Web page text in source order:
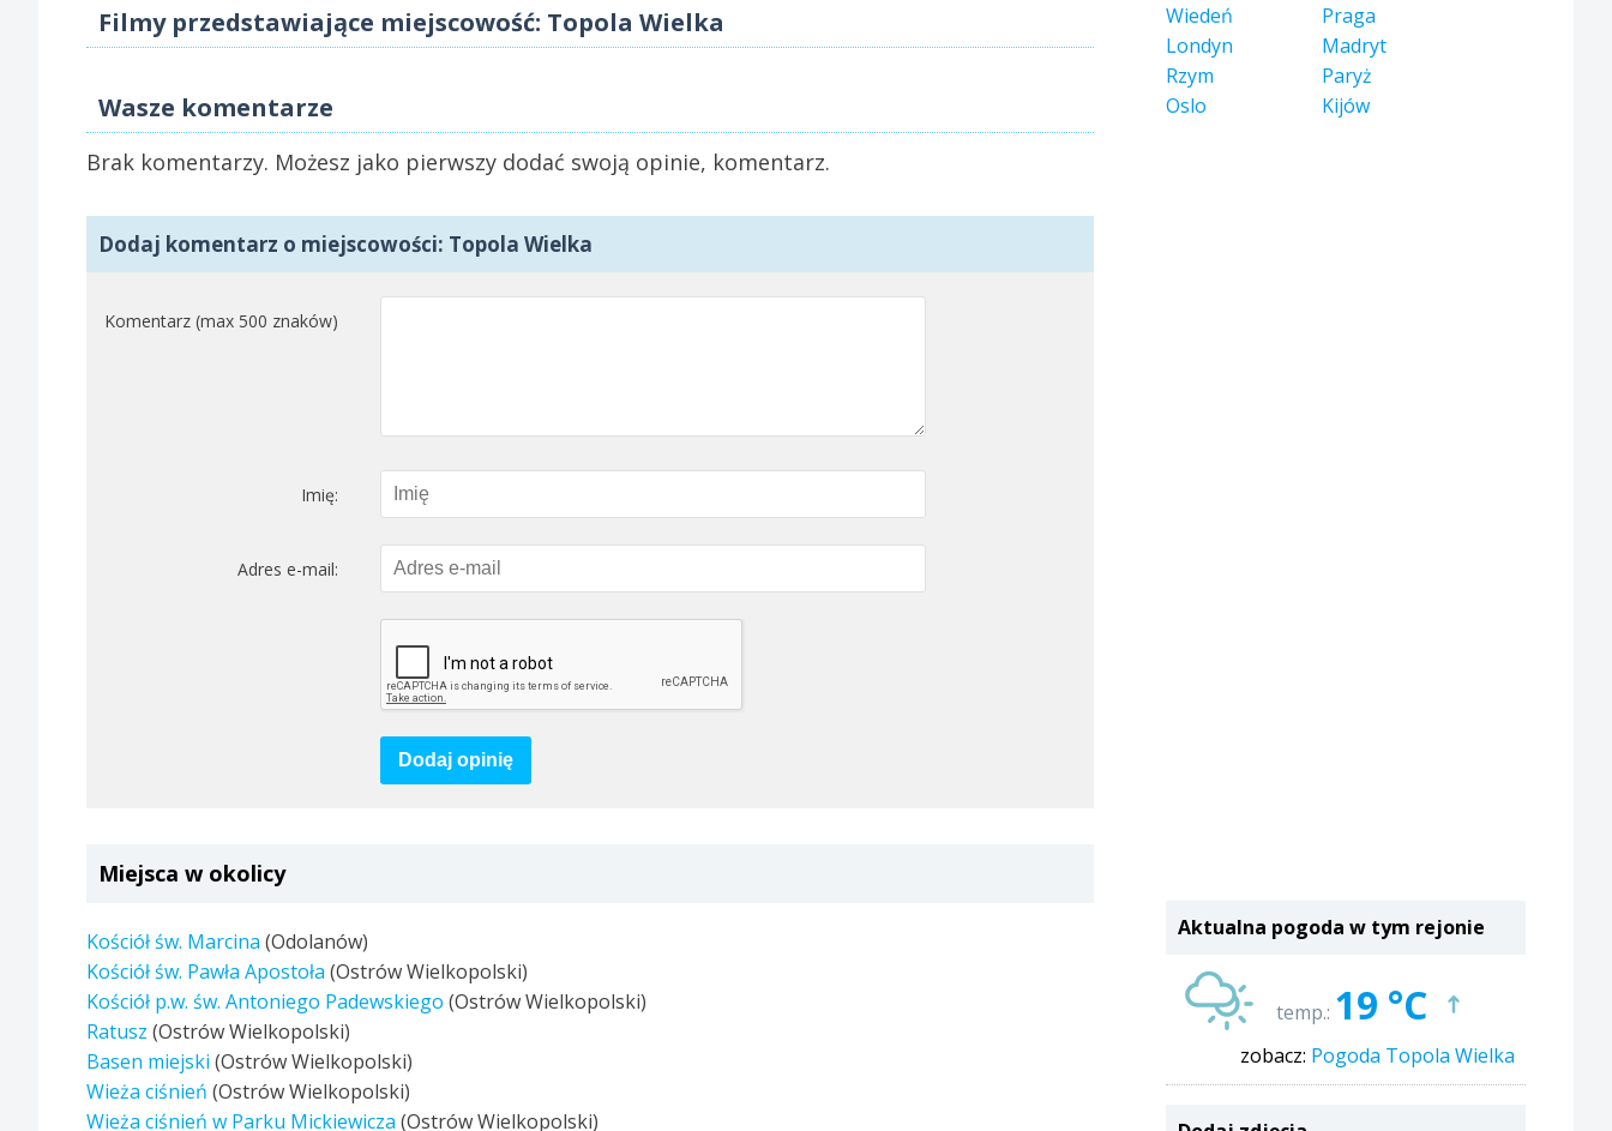
Filmy przedstawiające miejscowość: Topola Wielka
Wasze komentarze
Brak komentarzy. Możesz jako pierwszy dodać swoją opinie, komentarz.
Dodaj komentarz o miejscowości: Topola Wielka
Komentarz (max 500 znaków)
Imię:
Adres e-mail:
Dodaj opinię
Miejsca w okolicy
Kościół św. Marcina (Odolanów)
Kościół św. Pawła Apostoła (Ostrów Wielkopolski)
Kościół p.w. św. Antoniego Padewskiego (Ostrów Wielkopolski)
Ratusz (Ostrów Wielkopolski)
Basen miejski (Ostrów Wielkopolski)
Wieża ciśnień (Ostrów Wielkopolski)
Wieża ciśnień w Parku Mickiewicza (Ostrów Wielkopolski)
Wiedeń
Praga
Londyn
Madryt
Rzym
Paryż
Oslo
Kijów
Aktualna pogoda w tym rejonie
temp.: 19 °C
zobacz: Pogoda Topola Wielka